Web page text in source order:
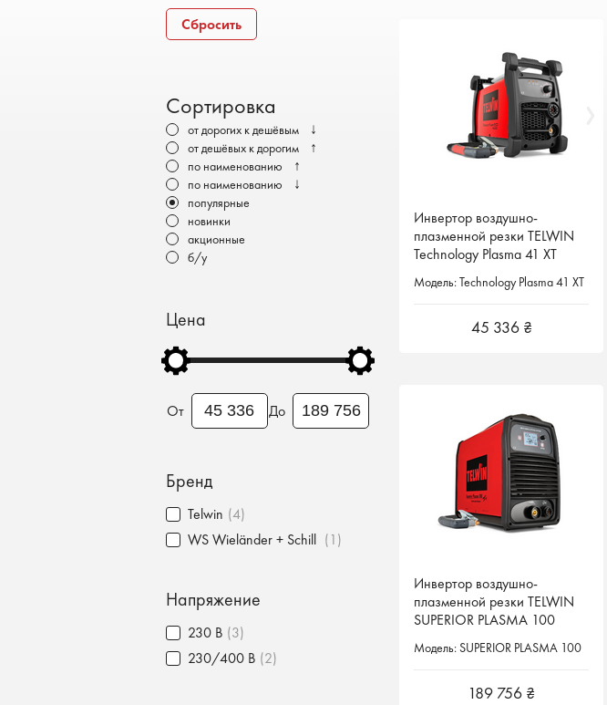
Электромобили
Сбросить
Сортировка
от дорогих к дешёвым ↓
от дешёвых к дорогим ↑
по наименованию ↑
по наименованию ↓
популярные
новинки
акционные
б/у
Цена
От До
Бренд
Telwin (4)
WS Wieländer + Schill (1)
Напряжение
230 В (3)
230/400 В (2)
Инвертор воздушно-
плазменной резки TELWIN
Technology Plasma 41 XT
Модель: Technology Plasma 41 XT
45 336 ₴
Инвертор воздушно-
плазменной резки TELWIN
Technology Plasma 41 XT
Модель: Technology Plasma 41 XT
45 336 ₴
Инвертор воздушно-
плазменной резки TELWIN
SUPERIOR PLASMA 100
Модель: SUPERIOR PLASMA 100
189 756 ₴
Инвертор воздушно-
плазменной резки TELWIN
SUPERIOR PLASMA 100
Модель: SUPERIOR PLASMA 100
189 756 ₴